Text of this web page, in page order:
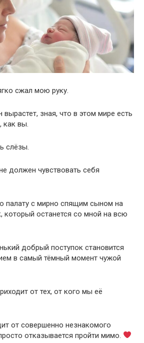
сжал мою руку.
зная, что в этом мире есть
вы.
слёзы.
должен чувствовать себя
палату с мирно спящим сыном на
который останется со мной на всю
добрый поступок становится
в самый тёмный момент чужой
от тех, от кого мы её
от совершенно незнакомого
отказывается пройти мимо.